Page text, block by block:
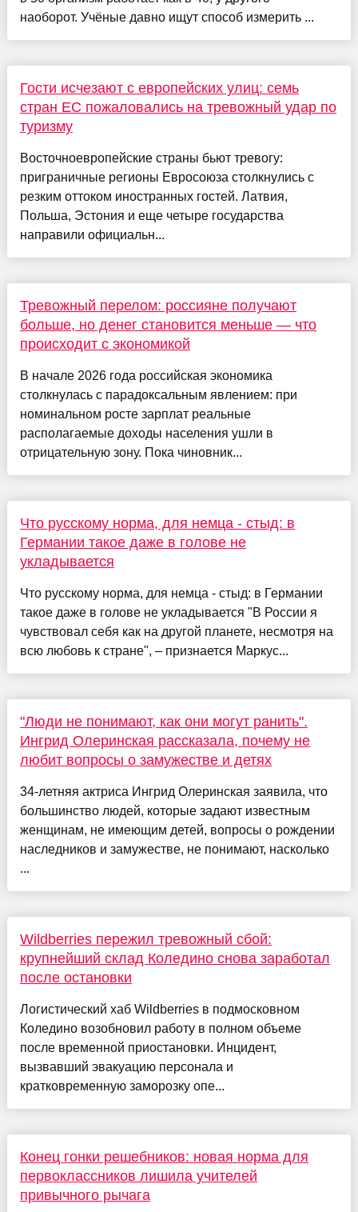
наоборот. Учёные давно ищут способ измерить ...
Гости исчезают с европейских улиц: семь
стран ЕС пожаловались на тревожный удар по
туризму
Восточноевропейские страны бьют тревогу:
приграничные регионы Евросоюза столкнулись с
резким оттоком иностранных гостей. Латвия,
Польша, Эстония и еще четыре государства
направили официальн...
Тревожный перелом: россияне получают
больше, но денег становится меньше — что
происходит с экономикой
В начале 2026 года российская экономика
столкнулась с парадоксальным явлением: при
номинальном росте зарплат реальные
располагаемые доходы населения ушли в
отрицательную зону. Пока чиновник...
Что русскому норма, для немца - стыд: в
Германии такое даже в голове не
укладывается
Что русскому норма, для немца - стыд: в Германии
такое даже в голове не укладывается "В России я
чувствовал себя как на другой планете, несмотря на
всю любовь к стране", – признается Маркус...
"Люди не понимают, как они могут ранить".
Ингрид Олеринская рассказала, почему не
любит вопросы о замужестве и детях
34-летняя актриса Ингрид Олеринская заявила, что
большинство людей, которые задают известным
женщинам, не имеющим детей, вопросы о рождении
наследников и замужестве, не понимают, насколько
...
Wildberries пережил тревожный сбой:
крупнейший склад Коледино снова заработал
после остановки
Логистический хаб Wildberries в подмосковном
Коледино возобновил работу в полном объеме
после временной приостановки. Инцидент,
вызвавший эвакуацию персонала и
кратковременную заморозку опе...
Конец гонки решебников: новая норма для
первоклассников лишила учителей
привычного рычага